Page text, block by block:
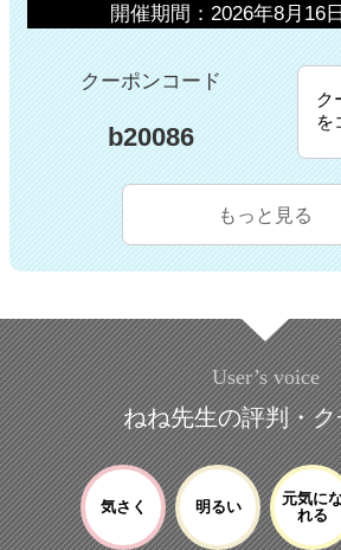
開催期間：2026年8月16
クーポンコード
b20086
ク
を
もっと見る
User’s voice
ねね先生の評判・
気さく 明るい
元気に
れる